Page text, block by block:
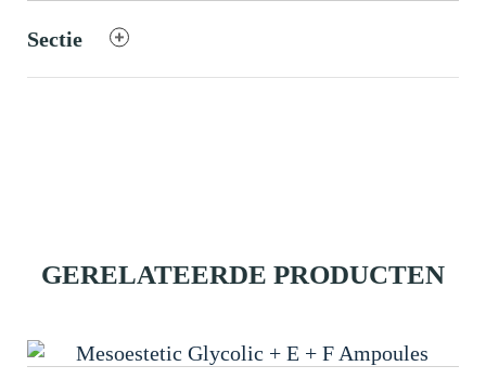
Sectie
GERELATEERDE PRODUCTEN